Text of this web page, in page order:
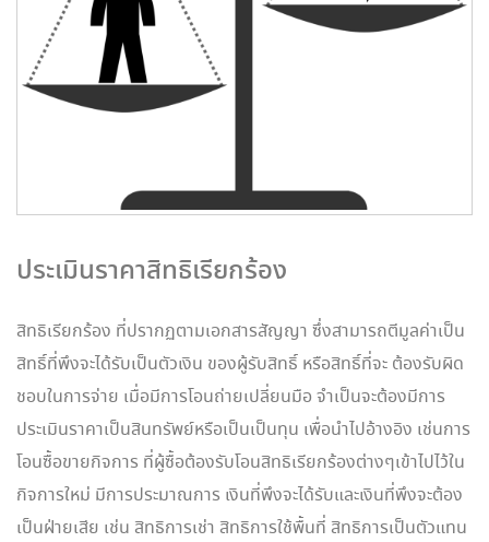
ประเมินราคาสิทธิเรียกร้อง
สิทธิเรียกร้อง ที่ปรากฏตามเอกสารสัญญา ซึ่งสามารถตีมูลค่าเป็น
สิทธิ์ที่พึงจะได้รับเป็นตัวเงิน ของผู้รับสิทธิ์ หรือสิทธิ์ที่จะ ต้องรับผิด
ชอบในการจ่าย เมื่อมีการโอนถ่ายเปลี่ยนมือ จำเป็นจะต้องมีการ
ประเมินราคาเป็นสินทรัพย์หรือเป็นเป็นทุน เพื่อนำไปอ้างอิง เช่นการ
โอนซื้อขายกิจการ ที่ผู้ซื้อต้องรับโอนสิทธิเรียกร้องต่างๆเข้าไปไว้ใน
กิจการใหม่ มีการประมาณการ เงินที่พึงจะได้รับและเงินที่พึงจะต้อง
เป็นฝ่ายเสีย เช่น สิทธิการเช่า สิทธิการใช้พื้นที่ สิทธิการเป็นตัวแทน